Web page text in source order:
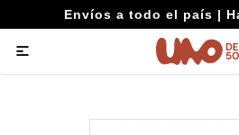
Envíos a todo el país |
